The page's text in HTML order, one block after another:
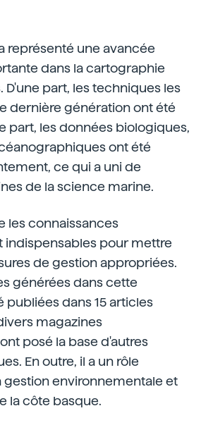
représenté une avancée
dans la cartographie
D'une part, les techniques les
dernière génération ont été
part, les données biologiques,
ont été
ce qui a uni de
de la science marine.
les connaissances
indispensables pour mettre
de gestion appropriées.
générées dans cette
publiées dans 15 articles
magazines
posé la base d'autres
En outre, il a un rôle
gestion environnementale et
la côte basque.